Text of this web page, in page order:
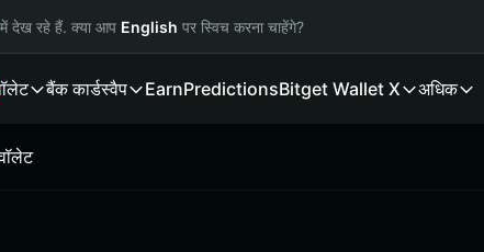
देख रहे हैं. क्या आप English पर स्विच करना चाहेंगे?
बैंक कार्डस्वैप EarnPredictionsBitget Wallet X अधिक